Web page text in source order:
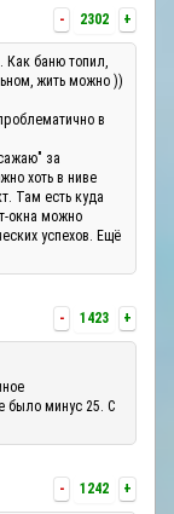
- 2302 +
Как баню топил,
жить можно ))
в
за
хоть в ниве
Там есть куда
окна можно
успехов. Ещё
- 1423 +
было минус 25. С
- 1242 +